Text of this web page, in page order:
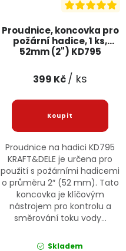
Proudnice, koncovka pro
požární hadice, 1 ks,
52mm (2") KD795
399 Kč/ ks
Proudnice na hadici KD795
KRAFT&DELE je určena pro
použití s požárními hadicemi
o průměru 2″ (52 mm). Tato
koncovka je klíčovým
nástrojem pro kontrolu a
směrování toku vody...
Skladem